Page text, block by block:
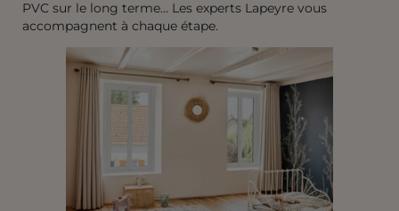
PVC sur le long terme… Les experts Lapeyre vous
accompagnent à chaque étape.